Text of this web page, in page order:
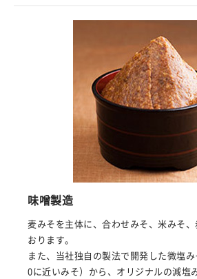
味噌製造
麦みそを主体に、合わせみそ、米みそ
おります。
また、当社独自の製法で開発した微塩
0に近いみそ）から、オリジナルの減塩